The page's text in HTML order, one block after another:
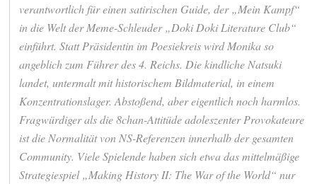
verantwortlich für einen satirischen Guide, der „Mein Kampf“
in die Welt der Meme-Schleuder „Doki Doki Literature Club“
einführt. Statt Präsidentin im Poesiekreis wird Monika so
angeblich zum Führer des 4. Reichs. Die kindliche Natsuki
landet, untermalt mit historischem Bildmaterial, in einem
Konzentrationslager. Abstoßend, aber eigentlich noch harmlos.
Fragwürdiger als die 8chan-Attitüde adoleszenter Provokateure
ist die Normalität von NS-Referenzen innerhalb der gesamten
Community. Viele Spielende haben sich etwa das mittelmäßige
Strategiespiel „Making History II: The War of the World“ nur